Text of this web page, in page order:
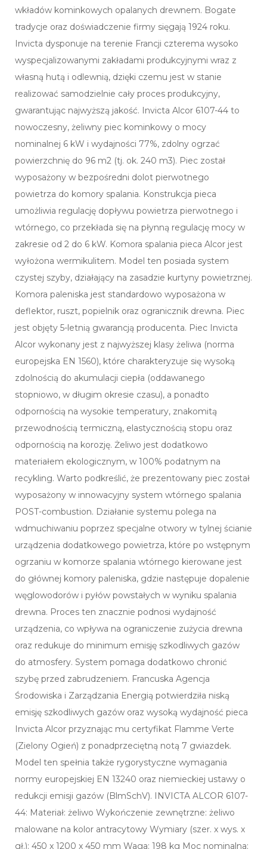
wkładów kominkowych opalanych drewnem. Bogate
tradycje oraz doświadczenie firmy sięgają 1924 roku.
Invicta dysponuje na terenie Francji czterema wysoko
wyspecjalizowanymi zakładami produkcyjnymi wraz z
własną hutą i odlewnią, dzięki czemu jest w stanie
realizować samodzielnie cały proces produkcyjny,
gwarantując najwyższą jakość. Invicta Alcor 6107-44 to
nowoczesny, żeliwny piec kominkowy o mocy
nominalnej 6 kW i wydajności 77%, zdolny ogrzać
powierzchnię do 96 m2 (tj. ok. 240 m3). Piec został
wyposażony w bezpośredni dolot pierwotnego
powietrza do komory spalania. Konstrukcja pieca
umożliwia regulację dopływu powietrza pierwotnego i
wtórnego, co przekłada się na płynną regulację mocy w
zakresie od 2 do 6 kW. Komora spalania pieca Alcor jest
wyłożona wermikulitem. Model ten posiada system
czystej szyby, działający na zasadzie kurtyny powietrznej.
Komora paleniska jest standardowo wyposażona w
deflektor, ruszt, popielnik oraz ogranicznik drewna. Piec
jest objęty 5-letnią gwarancją producenta. Piec Invicta
Alcor wykonany jest z najwyższej klasy żeliwa (norma
europejska EN 1560), które charakteryzuje się wysoką
zdolnością do akumulacji ciepła (oddawanego
stopniowo, w długim okresie czasu), a ponadto
odpornością na wysokie temperatury, znakomitą
przewodnością termiczną, elastycznością stopu oraz
odpornością na korozję. Żeliwo jest dodatkowo
materiałem ekologicznym, w 100% podatnym na
recykling. Warto podkreślić, że prezentowany piec został
wyposażony w innowacyjny system wtórnego spalania
POST-combustion. Działanie systemu polega na
wdmuchiwaniu poprzez specjalne otwory w tylnej ścianie
urządzenia dodatkowego powietrza, które po wstępnym
ogrzaniu w komorze spalania wtórnego kierowane jest
do głównej komory paleniska, gdzie następuje dopalenie
węglowodorów i pyłów powstałych w wyniku spalania
drewna. Proces ten znacznie podnosi wydajność
urządzenia, co wpływa na ograniczenie zużycia drewna
oraz redukuje do minimum emisję szkodliwych gazów
do atmosfery. System pomaga dodatkowo chronić
szybę przed zabrudzeniem. Francuska Agencja
Środowiska i Zarządzania Energią potwierdziła niską
emisję szkodliwych gazów oraz wysoką wydajność pieca
Invicta Alcor przyznając mu certyfikat Flamme Verte
(Zielony Ogień) z ponadprzeciętną notą 7 gwiazdek.
Model ten spełnia także rygorystyczne wymagania
normy europejskiej EN 13240 oraz niemieckiej ustawy o
redukcji emisji gazów (BlmSchV). INVICTA ALCOR 6107-
44: Materiał: żeliwo Wykończenie zewnętrzne: żeliwo
malowane na kolor antracytowy Wymiary (szer. x wys. x
gł.): 450 x 1200 x 450 mm Waga: 198 kg Moc nominalna: